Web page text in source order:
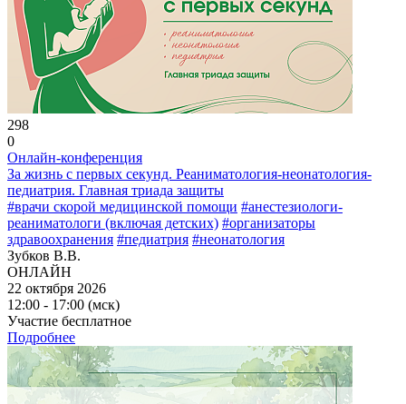
298
0
Онлайн-конференция
За жизнь с первых секунд. Реаниматология-неонатология-
педиатрия. Главная триада защиты
#врачи скорой медицинской помощи #анестезиологи-
реаниматологи (включая детских) #организаторы
здравоохранения #педиатрия #неонатология
Зубков В.В.
ОНЛАЙН
22 октября 2026
12:00 - 17:00 (мск)
Участие бесплатное
Подробнее